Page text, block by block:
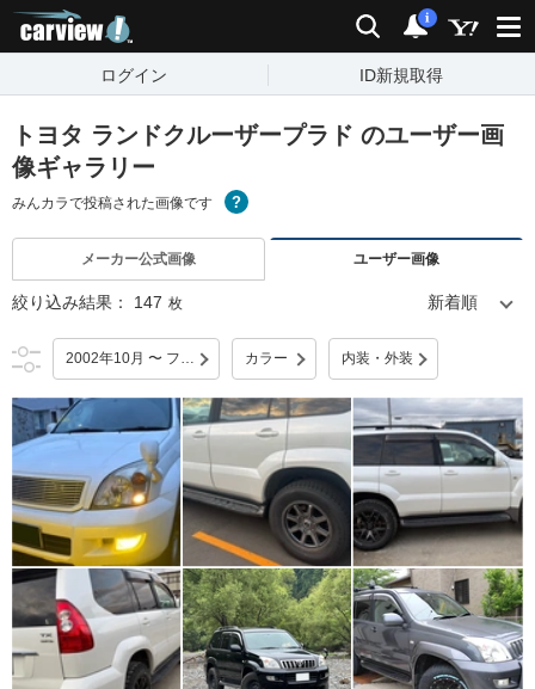
検索 通知
i
ログイン ID新規取得
トヨタ ランドクルーザープラド のユーザー画
像ギャラリー
みんカラで投稿された画像です
メーカー公式画像 ユーザー画像
絞り込み結果： 147 枚
2002年10月 〜 フルモデルチェンジ カラー 内装・外装